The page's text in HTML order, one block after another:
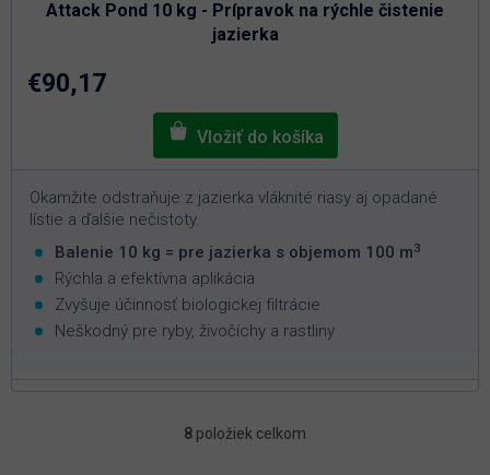
Attack Pond 10 kg - Prípravok na rýchle čistenie
jazierka
5,0
z
5
€90,17
Okamžite odstraňuje z jazierka vláknité riasy aj opadané
lístie a ďalšie nečistoty.
Balenie 10 kg = pre jazierka s objemom 100 m3
Rýchla a efektívna aplikácia
Zvyšuje účinnosť biologickej filtrácie
Neškodný pre ryby, živočíchy a rastliny
O
8 položiek celkom